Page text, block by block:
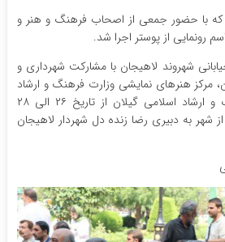
با حضور جمعی از اصحاب فرهنگ و هنر و
رونمایی از پوستر اجرا شد.
شهروند لاهیجان با مشارکت شهرداری و
مرکز هنرهای نمایشی وزارت فرهنگ و ارشاد
اسلامی و اداره کل فرهنگ و ارشاد اسلامی گیلان از تاریخ ۲۶ الی ۲۸
نقطه از شهر به دبیری رضا زنده دل شهردار لاهیجان